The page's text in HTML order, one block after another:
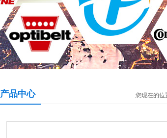
产品中心 您现在的位